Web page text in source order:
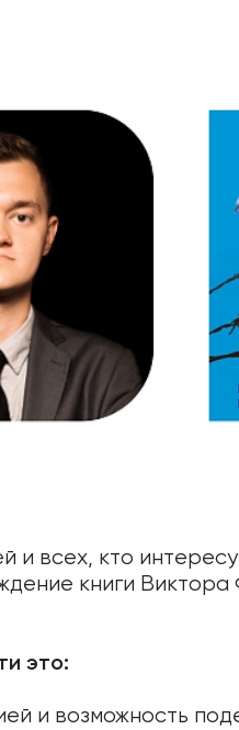
всех, кто
книги Виктора
это:
и возможность